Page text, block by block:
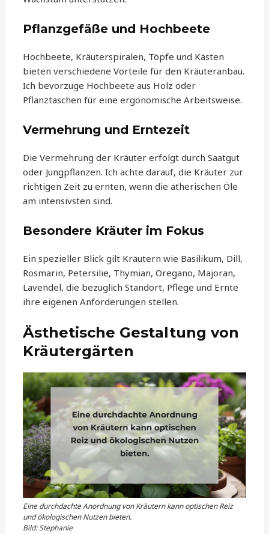
Pflanzgefäße und Hochbeete
Hochbeete, Kräuterspiralen, Töpfe und Kästen
bieten verschiedene Vorteile für den Kräuteranbau.
Ich bevorzuge Hochbeete aus Holz oder
Pflanztaschen für eine ergonomische Arbeitsweise.
Vermehrung und Erntezeit
Die Vermehrung der Kräuter erfolgt durch Saatgut
oder Jungpflanzen. Ich achte darauf, die Kräuter zur
richtigen Zeit zu ernten, wenn die ätherischen Öle
am intensivsten sind.
Besondere Kräuter im Fokus
Ein spezieller Blick gilt Kräutern wie Basilikum, Dill,
Rosmarin, Petersilie, Thymian, Oregano, Majoran,
Lavendel, die bezüglich Standort, Pflege und Ernte
ihre eigenen Anforderungen stellen.
Ästhetische Gestaltung von
Kräutergärten
Eine durchdachte Anordnung von Kräutern kann optischen Reiz
und ökologischen Nutzen bieten.
Bild: Stephanie